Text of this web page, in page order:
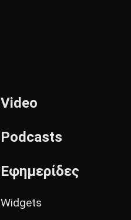
Video
Podcasts
Εφημερίδες
Widgets